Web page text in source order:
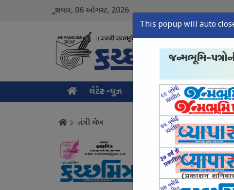
ગુરુવાર, 06ઑગસ્ટ, 2026
લેટેસ્ટ ન્યુઝ મુખ્ય સમાચાર ક્રાઇમ ન્યુઝ
This popup will auto
તંત્રી લેખ
ગરિમા ચૂકયા ઉદયનિધિ
August 06, Thu, 2026